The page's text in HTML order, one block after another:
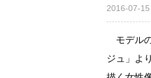
2016-07-
モデル
ジュ」よ